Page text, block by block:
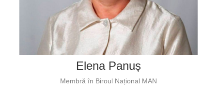
Elena Panuș
Membră în Biroul Național MAN